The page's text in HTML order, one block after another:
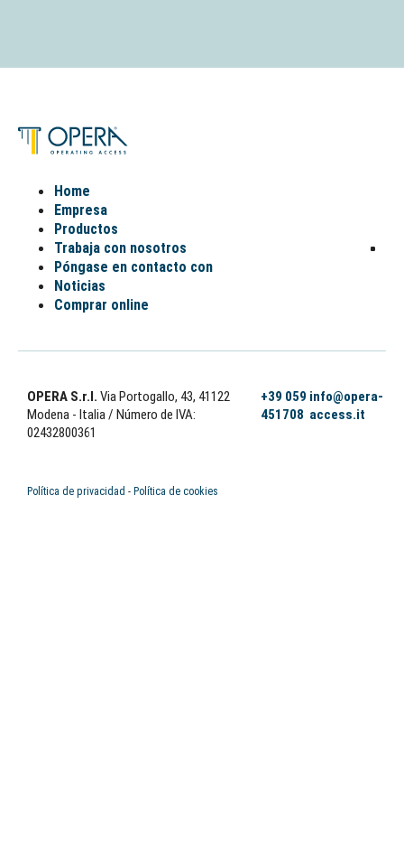
Home
Empresa
Productos
Trabaja con nosotros
Póngase en contacto con
Noticias
Comprar online
OPERA S.r.l. Via Portogallo, 43, 41122
Modena - Italia/ Número de IVA:
02432800361
+39 059
451708
info@opera-
access.it
Política de privacidad - Política de cookies